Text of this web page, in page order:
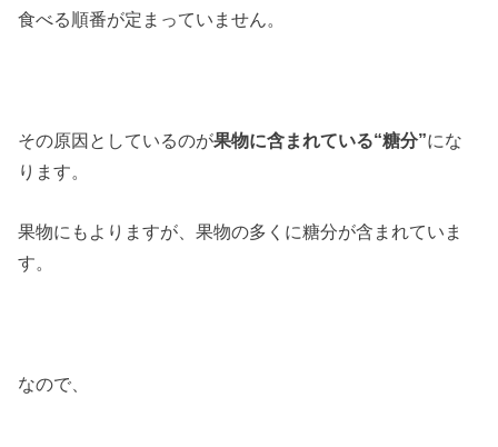
食べる順番が定まっていません。
その原因としているのが果物に含まれている“糖分”にな
ります。
果物にもよりますが、果物の多くに糖分が含まれていま
す。
なので、